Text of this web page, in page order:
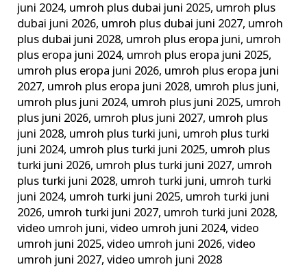
juni 2024, umroh plus dubai juni 2025, umroh plus
dubai juni 2026, umroh plus dubai juni 2027, umroh
plus dubai juni 2028, umroh plus eropa juni, umroh
plus eropa juni 2024, umroh plus eropa juni 2025,
umroh plus eropa juni 2026, umroh plus eropa juni
2027, umroh plus eropa juni 2028, umroh plus juni,
umroh plus juni 2024, umroh plus juni 2025, umroh
plus juni 2026, umroh plus juni 2027, umroh plus
juni 2028, umroh plus turki juni, umroh plus turki
juni 2024, umroh plus turki juni 2025, umroh plus
turki juni 2026, umroh plus turki juni 2027, umroh
plus turki juni 2028, umroh turki juni, umroh turki
juni 2024, umroh turki juni 2025, umroh turki juni
2026, umroh turki juni 2027, umroh turki juni 2028,
video umroh juni,video umroh juni 2024,video
umroh juni 2025,video umroh juni 2026,video
umroh juni 2027,video umroh juni 2028